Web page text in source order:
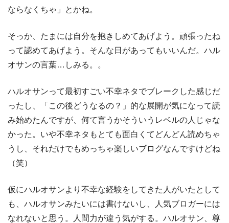
ならなくちゃ」とかね。
そっか、たまには自分を抱きしめてあげよう。頑張ったね
って認めてあげよう。そんな日があってもいいんだ。ハル
オサンの言葉…しみる。。
ハルオサンって最初すごい不幸ネタでブレークした感じだ
ったし、「この後どうなるの？」的な展開が気になって読
み始めたんですが、何て言うかそういうレベルの人じゃな
かった。いや不幸ネタもとても面白くてどんどん読めちゃ
うし、それだけでもめっちゃ楽しいブログなんですけどね
（笑）
仮にハルオサンより不幸な経験をしてきた人がいたとして
も、ハルオサンみたいには書けないし、人気ブロガーには
なれないと思う。人間力が違う気がする。ハルオサン、尊